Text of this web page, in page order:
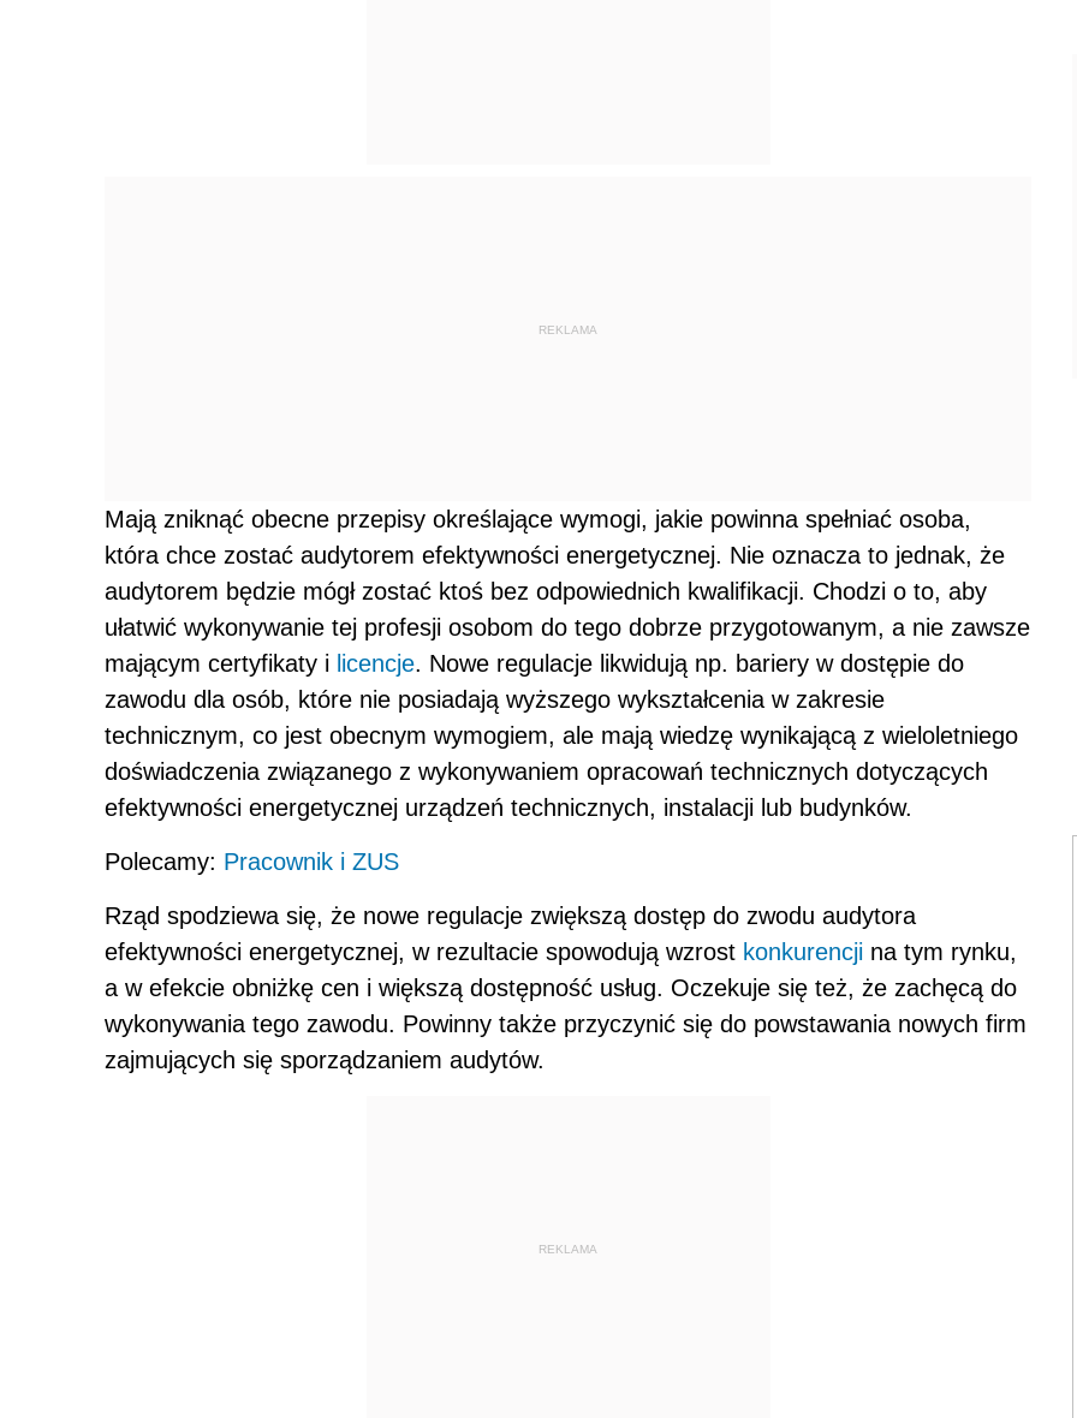
REKLAMA
Mają zniknąć obecne przepisy określające wymogi, jakie powinna spełniać osoba,
która chce zostać audytorem efektywności energetycznej. Nie oznacza to jednak, że
audytorem będzie mógł zostać ktoś bez odpowiednich kwalifikacji. Chodzi o to, aby
ułatwić wykonywanie tej profesji osobom do tego dobrze przygotowanym, a nie zawsze
mającym certyfikaty i licencje. Nowe regulacje likwidują np. bariery w dostępie do
zawodu dla osób, które nie posiadają wyższego wykształcenia w zakresie
technicznym, co jest obecnym wymogiem, ale mają wiedzę wynikającą z wieloletniego
doświadczenia związanego z wykonywaniem opracowań technicznych dotyczących
efektywności energetycznej urządzeń technicznych, instalacji lub budynków.
Polecamy: Pracownik i ZUS
Rząd spodziewa się, że nowe regulacje zwiększą dostęp do zwodu audytora
efektywności energetycznej, w rezultacie spowodują wzrost konkurencji na tym rynku,
a w efekcie obniżkę cen i większą dostępność usług. Oczekuje się też, że zachęcą do
wykonywania tego zawodu. Powinny także przyczynić się do powstawania nowych firm
zajmujących się sporządzaniem audytów.
REKLAMA